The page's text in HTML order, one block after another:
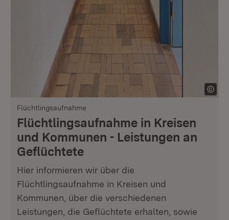
Flüchtlingsaufnahme
Flüchtlingsaufnahme in Kreisen
und Kommunen - Leistungen an
Geflüchtete
Hier informieren wir über die
Flüchtlingsaufnahme in Kreisen und
Kommunen, über die verschiedenen
Leistungen, die Geflüchtete erhalten, sowie